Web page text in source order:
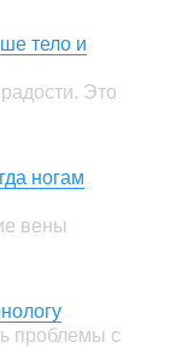
тело и
Это
ногам
вены
проблемы с